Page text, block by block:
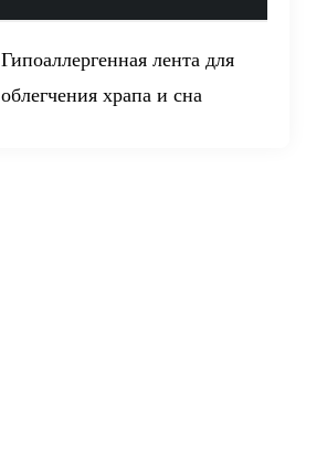
Гипоаллергенная лента для
облегчения храпа и сна